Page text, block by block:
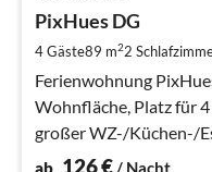
PixHues DG
4 Gäste89 m22
Ferienwohnung
Wohnfläche, Platz für 4
großer WZ-/Küchen-/
ab 126€/ Nacht